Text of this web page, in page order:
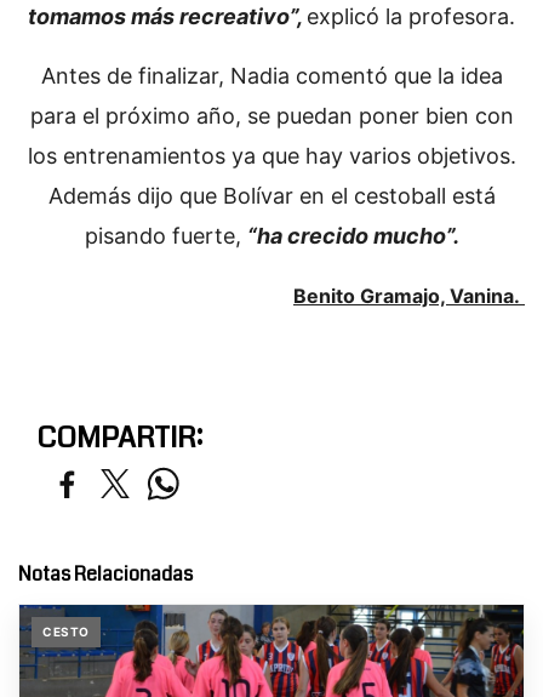
tomamos más recreativo”, explicó la profesora.
Antes de finalizar, Nadia comentó que la idea
para el próximo año, se puedan poner bien con
los entrenamientos ya que hay varios objetivos.
Además dijo que Bolívar en el cestoball está
pisando fuerte, “ha crecido mucho”.
Benito Gramajo, Vanina.
COMPARTIR:
Notas Relacionadas
CESTO